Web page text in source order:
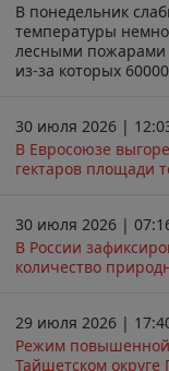
В понедельник
температуры
лесными пожарами
из-за которых
30 июля 2026 |
В Евросоюзе
гектаров площади
30 июля 2026 |
В России
количество
29 июля 2026 |
Режим повышенной
Тайшетском округе